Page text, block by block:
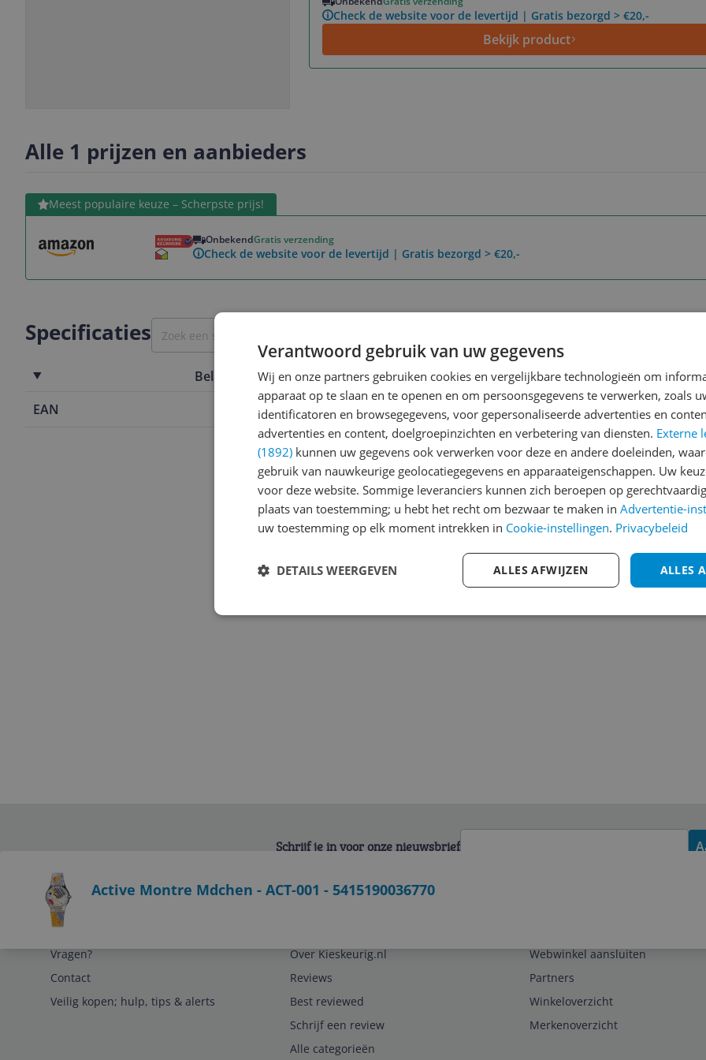
Check de website voor de levertijd | Gratis bezorgd > €20,-
Bekijk product
Alle 1 prijzen en aanbieders
Meest populaire keuze – Scherpste prijs!
OnbekendGratis verzending
Check de website voor de levertijd | Gratis bezorgd > €20,-
Bekijk product
Specificaties
Belangrijkste kenmerken
EAN
5415190036770
Er zijn nog geen
Heb jij dit product in bezit
met het schrijven van je
een review gemiddeld
andere bezoekers een
€250,-! Klik hier voor de
Cijfer
Welk cijfer geef jij dit
3
2
1
Active Montre Mdchen - ACT-001 - 5415190036770
Schrijf je in voor onze nieuwsbrief
Service
Vragen?
Contact
Veilig kopen; hulp, tips & alerts
Over Kieskeurig.nl
Reviews
Best reviewed
Schrijf een review
Alle categorieën
Webwinkel aansluiten
Partners
Winkeloverzicht
Merkenoverzicht
Verantwoord gebruik van uw gegevens
Wij en onze partners gebruiken cookies en vergelijkbare technologieën om
apparaat op te slaan en te openen en om persoonsgegevens te verwerken, zoals
identificatoren en browsegegevens, voor gepersonaliseerde advertenties en
advertenties en content, doelgroepinzichten en verbetering van diensten. Externe
(1892) kunnen uw gegevens ook verwerken voor deze en andere doeleinden,
gebruik van nauwkeurige geolocatiegegevens en apparaateigenschappen. Uw
voor deze website. Sommige leveranciers kunnen zich beroepen op
plaats van toestemming; u hebt het recht om bezwaar te maken in Advertentie-
uw toestemming op elk moment intrekken in Cookie-instellingen. Privacybeleid
ALLES
ALLES AFWIJZEN
DETAILS WEERGEVEN